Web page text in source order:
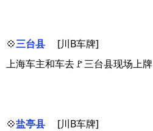
💠三台县
[川B车牌]
上海车主和车去🚩三台县现场上牌
💠盐亭县
[川B车牌]